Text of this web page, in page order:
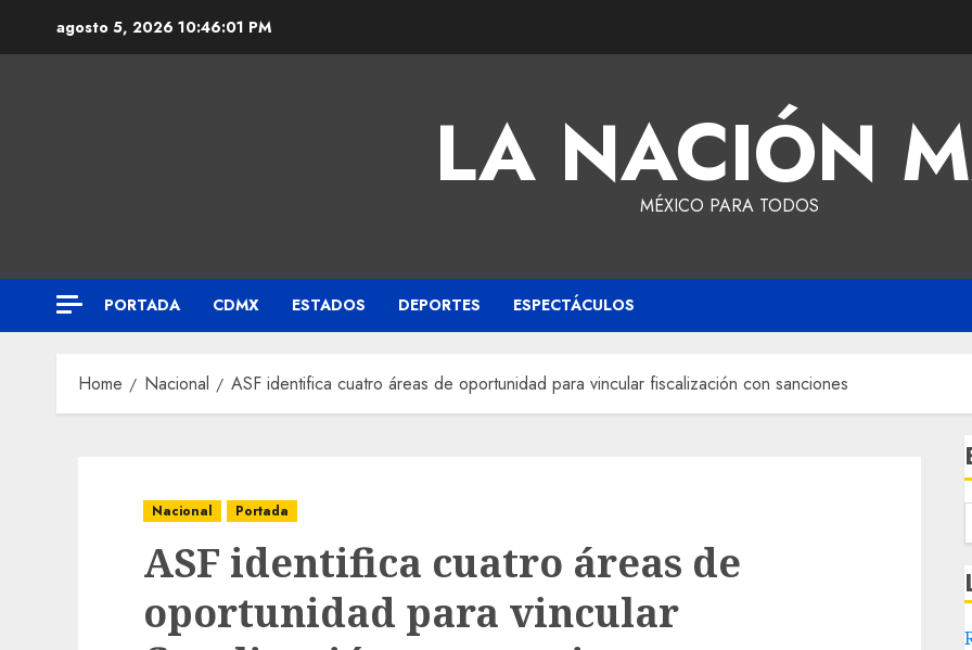
agosto 5, 2026 10:46:01 PM
LA NACIÓN
MÉXICO PARA TODOS
PORTADA CDMX ESTADOS DEPORTES ESPECTÁCULOS
Home Nacional ASF identifica cuatro áreas de oportunidad para vincular fiscalización con sanciones
Nacional Portada
ASF identifica cuatro áreas de
oportunidad para vincular